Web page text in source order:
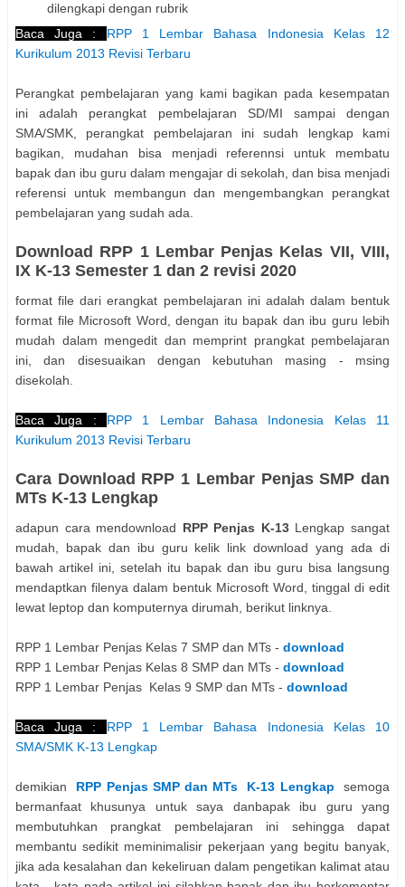
dilengkapi dengan rubrik
Baca Juga : RPP 1 Lembar Bahasa Indonesia Kelas 12
Kurikulum 2013 Revisi Terbaru
Perangkat pembelajaran yang kami bagikan pada kesempatan
ini adalah perangkat pembelajaran SD/MI sampai dengan
SMA/SMK, perangkat pembelajaran ini sudah lengkap kami
bagikan, mudahan bisa menjadi referennsi untuk membatu
bapak dan ibu guru dalam mengajar di sekolah, dan bisa menjadi
referensi untuk membangun dan mengembangkan perangkat
pembelajaran yang sudah ada.
Download RPP 1 Lembar Penjas Kelas VII, VIII,
IX K-13 Semester 1 dan 2 revisi 2020
format file dari erangkat pembelajaran ini adalah dalam bentuk
format file Microsoft Word, dengan itu bapak dan ibu guru lebih
mudah dalam mengedit dan memprint prangkat pembelajaran
ini, dan disesuaikan dengan kebutuhan masing - msing
disekolah.
Baca Juga : RPP 1 Lembar Bahasa Indonesia Kelas 11
Kurikulum 2013 Revisi Terbaru
Cara Download RPP 1 Lembar Penjas SMP dan
MTs K-13 Lengkap
adapun cara mendownload RPP Penjas K-13Lengkap sangat
mudah, bapak dan ibu guru kelik link download yang ada di
bawah artikel ini, setelah itu bapak dan ibu guru bisa langsung
mendaptkan filenya dalam bentuk Microsoft Word, tinggal di edit
lewat leptop dan komputernya dirumah, berikut linknya.
RPP 1 Lembar Penjas Kelas 7 SMP dan MTs - download
RPP 1 Lembar Penjas Kelas 8 SMP dan MTs - download
RPP 1 Lembar Penjas Kelas 9 SMP dan MTs - download
Baca Juga : RPP 1 Lembar Bahasa Indonesia Kelas 10
SMA/SMK K-13 Lengkap
demikian RPP Penjas SMP dan MTs K-13 Lengkap
semoga
bermanfaat khusunya untuk saya danbapak ibu guru yang
membutuhkan prangkat pembelajaran ini sehingga dapat
membantu sedikit meminimalisir pekerjaan yang begitu banyak,
jika ada kesalahan dan kekeliruan dalam pengetikan kalimat atau